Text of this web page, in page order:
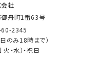
会社
舟町1番63号
60-2345
のみ18時まで）
・水）・祝日